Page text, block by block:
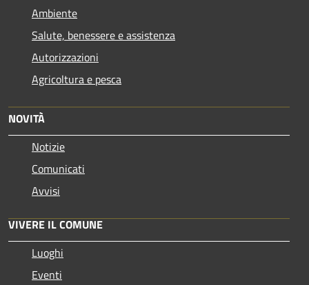
Ambiente
Salute, benessere e assistenza
Autorizzazioni
Agricoltura e pesca
NOVITÀ
Notizie
Comunicati
Avvisi
VIVERE IL COMUNE
Luoghi
Eventi